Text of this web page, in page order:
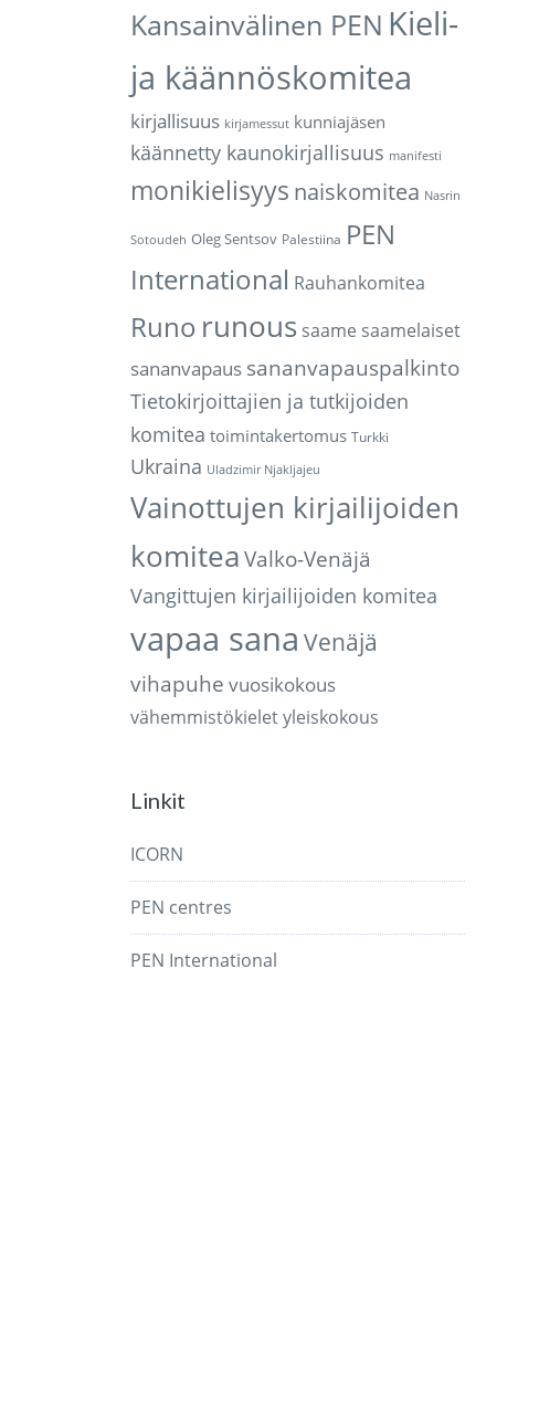
Kansainvälinen PEN Kieli-
ja käännöskomitea
kirjallisuus kirjamessut kunniajäsen
käännetty kaunokirjallisuus manifesti
monikielisyys naiskomitea Nasrin
Sotoudeh Oleg Sentsov Palestiina PEN
International Rauhankomitea
Runo runous saame saamelaiset
sananvapaus sananvapauspalkinto
Tietokirjoittajien ja tutkijoiden
komitea toimintakertomus Turkki
Ukraina Uladzimir Njakljajeu
Vainottujen kirjailijoiden
komitea Valko-Venäjä
Vangittujen kirjailijoiden komitea
vapaa sana Venäjä
vihapuhe vuosikokous
vähemmistökieletyleiskokous
Linkit
ICORN
PEN centres
PEN International